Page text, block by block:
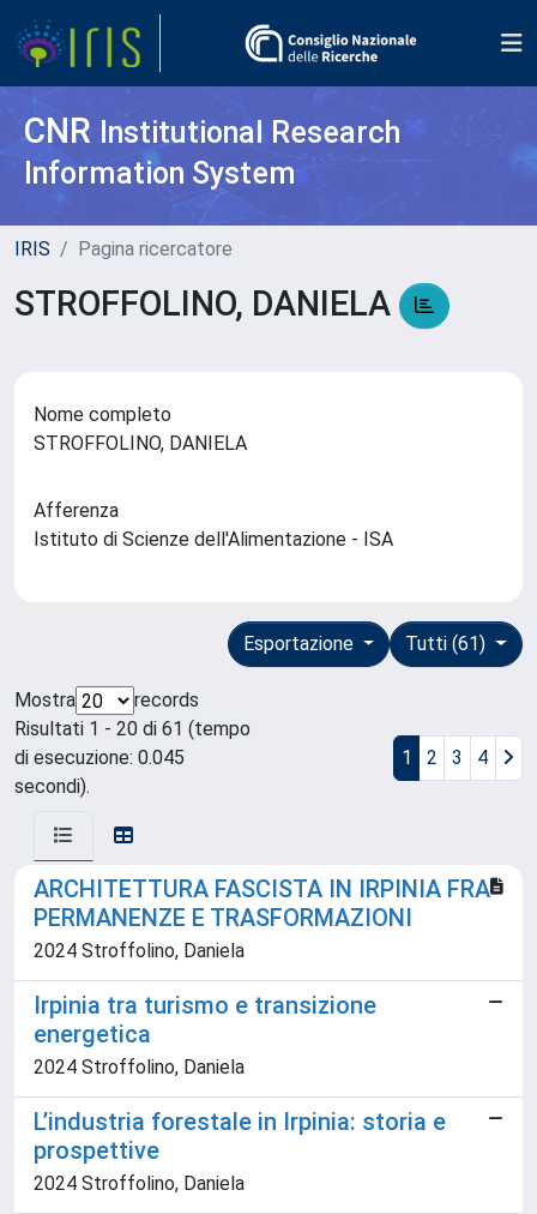
CNR Institutional Research
Information System
IRIS Pagina ricercatore
STROFFOLINO, DANIELA
Nome completo
STROFFOLINO, DANIELA
Afferenza
Istituto di Scienze dell'Alimentazione - ISA
Tutti (61)
Esportazione
Mostra
records
Risultati 1 - 20 di 61 (tempo
di esecuzione: 0.045
secondi).
1 2 3 4
ARCHITETTURA FASCISTA IN IRPINIA FRA
PERMANENZE E TRASFORMAZIONI
2024 Stroffolino, Daniela
Irpinia tra turismo e transizione
energetica
2024 Stroffolino, Daniela
L’industria forestale in Irpinia: storia e
prospettive
2024 Stroffolino, Daniela